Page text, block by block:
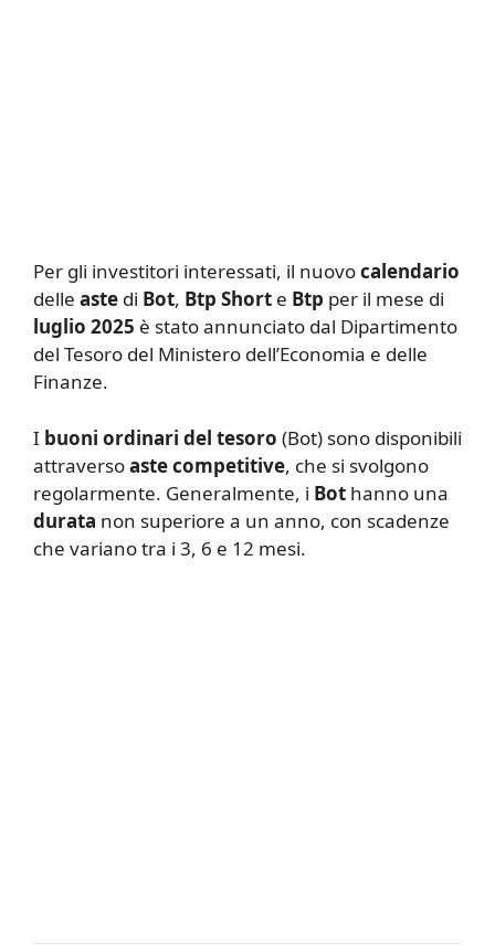
Per gli investitori interessati, il nuovocalendario
delle aste di Bot, Btp Short e Btp per il mese di
luglio 2025 è stato annunciato dal Dipartimento
del Tesoro del Ministero dell’Economia e delle
Finanze.
I buoni ordinari del tesoro (Bot) sono disponibili
attraversoaste competitive, che si svolgono
regolarmente. Generalmente, i Bot hanno una
durata non superiore a un anno, con scadenze
che variano tra i 3, 6 e 12 mesi.